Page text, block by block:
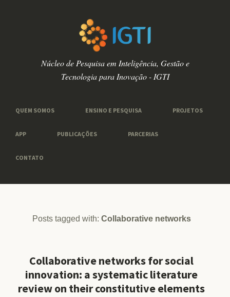
Núcleo de Pesquisa em Inteligência, Gestão e
Tecnologia para Inovação - IGTI
QUEM SOMOS ENSINO E PESQUISA PROJETOS
APP PUBLICAÇÕES PARCERIAS
CONTATO
Posts tagged with: Collaborative networks
Collaborative networks for social
innovation: a systematic literature
review on their constitutive elements